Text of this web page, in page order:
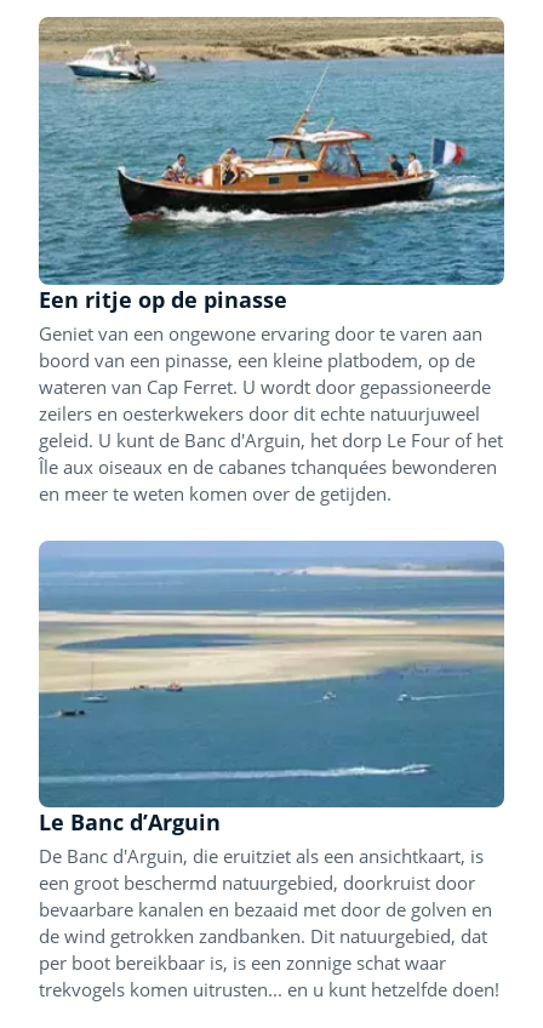
Een ritje op de pinasse
Geniet van een ongewone ervaring door te varen aan
boord van een pinasse, een kleine platbodem, op de
wateren van Cap Ferret. U wordt door gepassioneerde
zeilers en oesterkwekers door dit echte natuurjuweel
geleid. U kunt de Banc d'Arguin, het dorp Le Four of het
Île aux oiseaux en de cabanes tchanquées bewonderen
en meer te weten komen over de getijden.
Le Banc d’Arguin
De Banc d'Arguin, die eruitziet als een ansichtkaart, is
een groot beschermd natuurgebied, doorkruist door
bevaarbare kanalen en bezaaid met door de golven en
de wind getrokken zandbanken. Dit natuurgebied, dat
per boot bereikbaar is, is een zonnige schat waar
trekvogels komen uitrusten... en u kunt hetzelfde doen!